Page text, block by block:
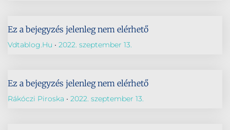
Ez a bejegyzés jelenleg nem elérhető
Vdtablog.hu 2022. szeptember 13.
Ez a bejegyzés jelenleg nem elérhető
Rákóczi Piroska 2022. szeptember 13.